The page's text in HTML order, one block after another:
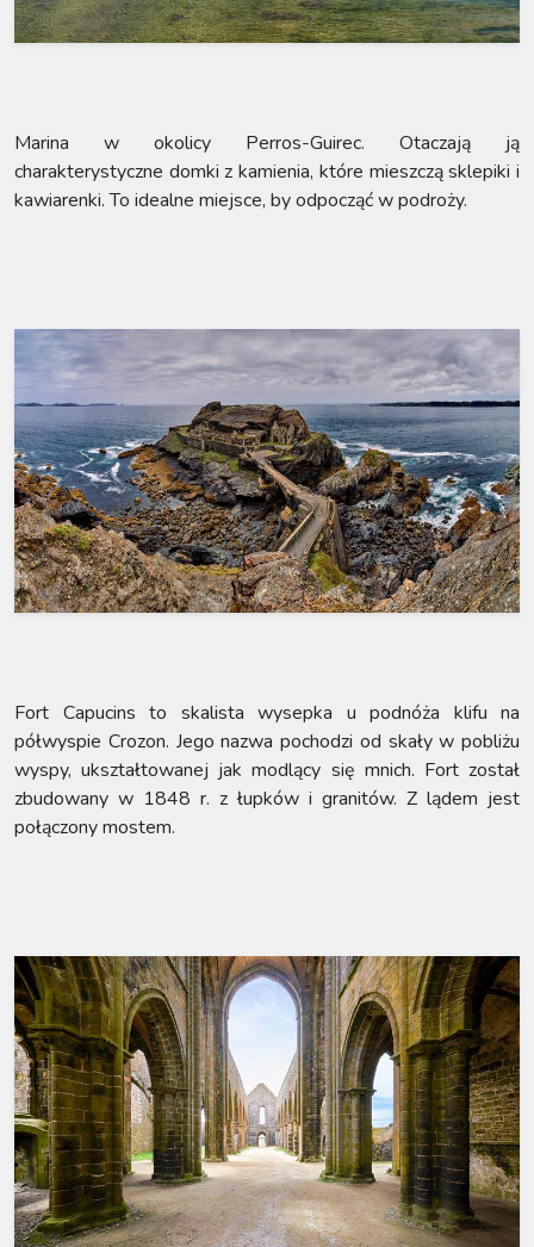
Marina w okolicy Perros-Guirec. Otaczają ją
charakterystyczne domki z kamienia, które mieszczą sklepiki i
kawiarenki. To idealne miejsce, by odpocząć w podroży.
Fort Capucins to skalista wysepka u podnóża klifu na
półwyspie Crozon. Jego nazwa pochodzi od skały w pobliżu
wyspy, ukształtowanej jak modlący się mnich. Fort został
zbudowany w 1848 r. z łupków i granitów. Z lądem jest
połączony mostem.